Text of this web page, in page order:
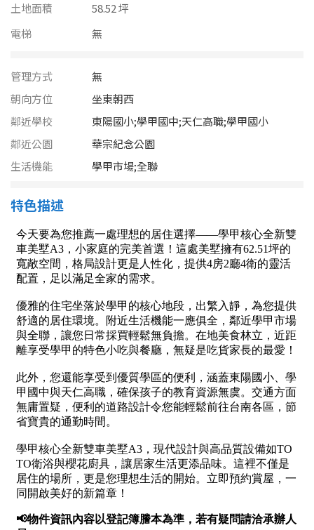
雲林縣
台南市
台東縣
花蓮縣
金門連江
不拘
40~50 坪
60~70 坪 70~80 坪
樓層
不拘
1樓 2樓
3樓 4樓
5~10樓 11~20樓
21樓以上
~ 樓
土地面積
58.52 坪
電梯
無
管理方式
無
朝向方位
坐東朝西
鄰近學校
東陽國小;學甲國中;天仁高職;學甲國小
鄰近公園
華宗紀念公園
生活機能
學甲市場;全聯
特色描述